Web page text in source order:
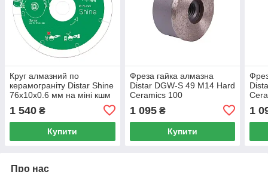
Круг алмазний по
керамограніту Distar Shine
76x10x0.6 мм на міні кшм
1 540 ₴
Купити
Фреза гайка алмазна
Distar DGW-S 49 M14 Hard
Ceramics 100
1 095₴
Купити
1
Про нас